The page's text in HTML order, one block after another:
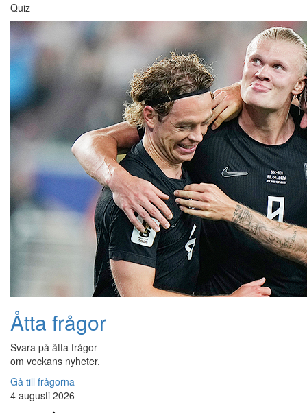
Quiz
Åtta frågor
Svara på åtta frågor
om veckans nyheter.
Gå till frågorna
4 augusti 2026